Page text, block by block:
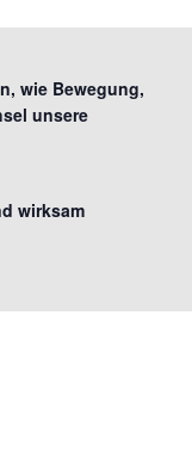
wie Bewegung,
unsere
wirksam